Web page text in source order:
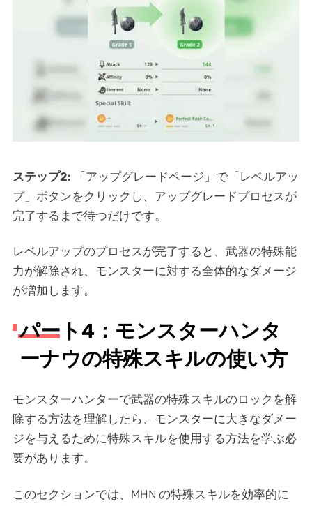
ステップ2:
「アップグレードページ」で「レベルアッ
プ」ボタンをクリックし、アップグレードプロセスが
完了するまで待つだけです。
レベルアップのプロセスが完了すると、武器の特殊能
力が解除され、モンスターに対する全体的なダメージ
が増加します。
パート4：モンスターハンタ
ーナウの特殊スキルの使い方
モンスターハンターで武器の特殊スキルのロックを解
除する方法を理解したら、モンスターに大きなダメー
ジを与えるために特殊スキルを使用する方法を学ぶ必
要があります。
このセクションでは、MHN の特殊スキルを効率的に